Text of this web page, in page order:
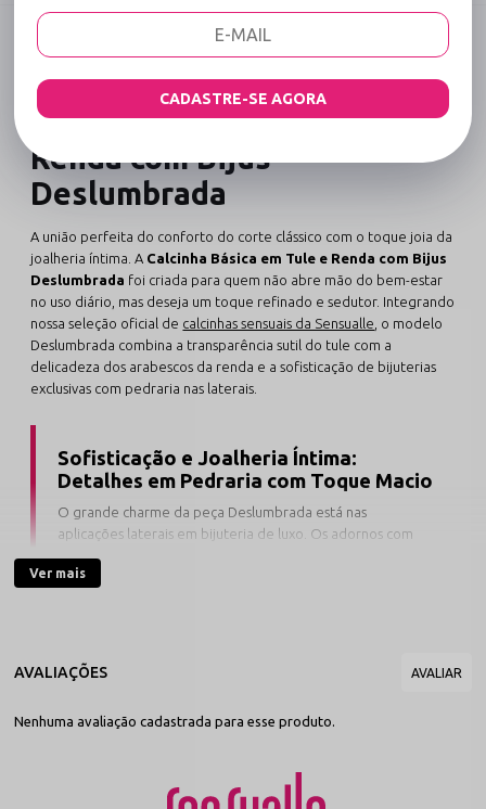
DESCRIÇÃO COMPLETA
Calcinha Básica em Tule e
Renda com Bijus
Deslumbrada
A união perfeita do conforto do corte clássico com o toque joia da
joalheria íntima. A Calcinha Básica em Tule e Renda com Bijus
Deslumbrada foi criada para quem não abre mão do bem-estar
no uso diário, mas deseja um toque refinado e sedutor. Integrando
nossa seleção oficial de calcinhas sensuais da Sensualle , o modelo
Deslumbrada combina a transparência sutil do tule com a
delicadeza dos arabescos da renda e a sofisticação de bijuterias
exclusivas com pedraria nas laterais.
Sofisticação e Joalheria Íntima:
Detalhes em Pedraria com Toque Macio
O grande charme da peça Deslumbrada está nas
aplicações laterais em bijuteria de luxo. Os adornos com
apertar, transformando uma modelagem confortável em
curvas de forma leve e natural. Seus acabamentos anatômicos
para vestir com discrição no dia a dia quanto para moments
especiais. Pensando na saúde da região íntima, a peça traz forro
Ver mais
Nenhuma avaliação cadastrada para esse produto.
CADASTRE-SE AGORA